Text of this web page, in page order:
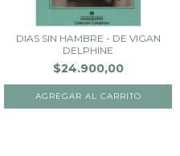
DIAS SIN HAMBRE - DE VIGAN
DELPHINE
$24.900,00